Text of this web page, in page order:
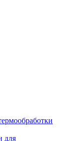
для